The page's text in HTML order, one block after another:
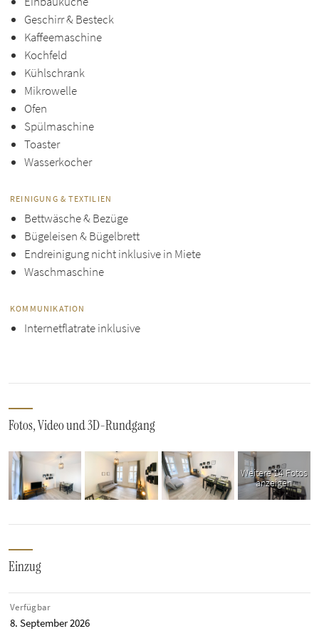
Geschirr & Besteck
Kaffeemaschine
Kochfeld
Kühlschrank
Mikrowelle
Ofen
Spülmaschine
Toaster
Wasserkocher
REINIGUNG & TEXTILIEN
Bettwäsche & Bezüge
Bügeleisen & Bügelbrett
Endreinigung nicht inklusive in Miete
Waschmaschine
KOMMUNIKATION
Internetflatrate inklusive
Fotos, Video und 3D-Rundgang
Weitere 14 Fotos
anzeigen
Einzug
Verfügbar
8. September 2026